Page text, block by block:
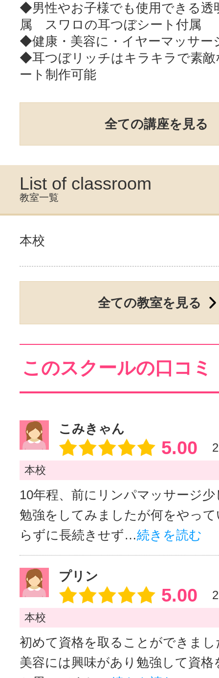
◆男性やお子様でも使用できる透
属 スワロの耳つぼシート付属
◆健康・美容に・イヤーマッサー
◆耳つぼリッチはキラキラで素敵
ート制作可能
全ての講座を見る
List of classroom
教室一覧
本校
全ての教室を見る
このスクールの口コミ
こみきゃん
5.00
本校
10年程、前にリンパマッサージ
勉強をしてみましたが何をやっ
らずに長続きせず…続きを読む
プリン
5.00
本校
初めて資格を取ることができま
美容には興味があり勉強して資格